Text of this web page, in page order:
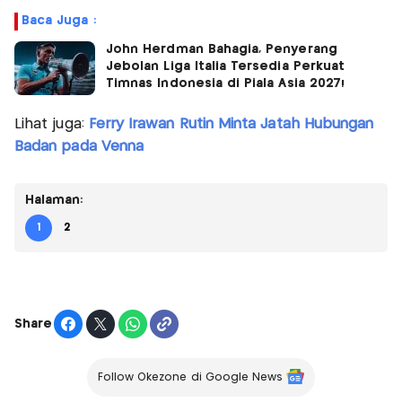
Baca Juga :
John Herdman Bahagia, Penyerang
Jebolan Liga Italia Tersedia Perkuat
Timnas Indonesia di Piala Asia 2027!
Lihat juga: Ferry Irawan Rutin Minta Jatah Hubungan
Badan pada Venna
Halaman:
1 2
Share
Follow Okezone di Google News